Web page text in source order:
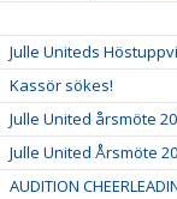
Julle Uniteds
Kassör sökes!
Julle United årsmöte
Julle United Årsmöte
AUDITION